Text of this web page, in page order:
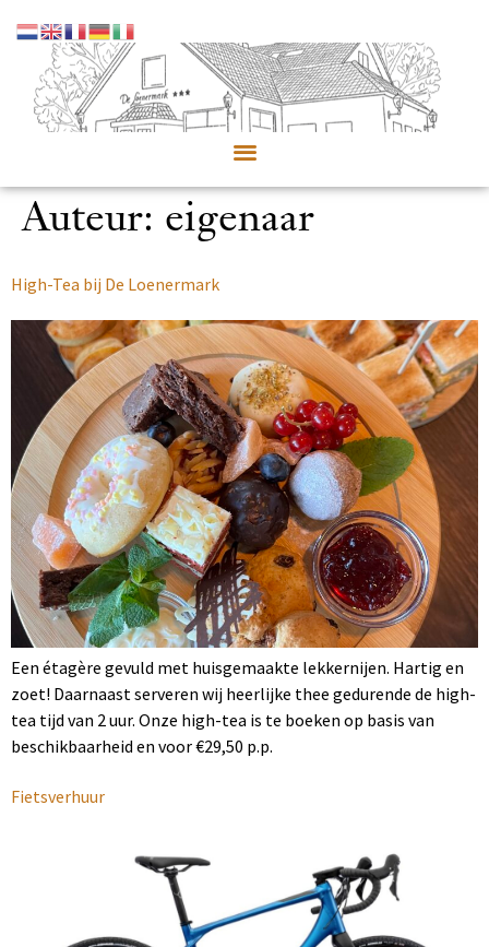
Auteur: eigenaar
High-Tea bij De Loenermark
Een étagère gevuld met huisgemaakte lekkernijen. Hartig en
zoet! Daarnaast serveren wij heerlijke thee gedurende de high-
tea tijd van 2 uur. Onze high-tea is te boeken op basis van
beschikbaarheid en voor €29,50 p.p.
Fietsverhuur